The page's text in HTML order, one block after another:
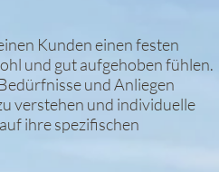
Kunden einen festen
und gut aufgehoben fühlen.
und Anliegen
verstehen und individuelle
ihre spezifischen